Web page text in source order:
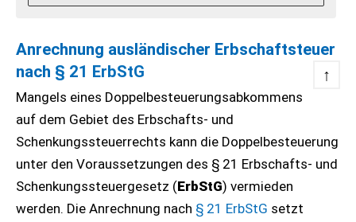
Anrechnung ausländischer Erbschaftsteuer
nach
↑
§ 21 ErbStG
Mangels eines Doppelbesteuerungsabkommens
auf dem Gebiet des Erbschafts- und
Schenkungssteuerrechts kann die Doppelbesteuerung
unter den Voraussetzungen des § 21 Erbschafts- und
Schenkungssteuergesetz (ErbStG) vermieden
werden. Die Anrechnung nach § 21 ErbStG setzt